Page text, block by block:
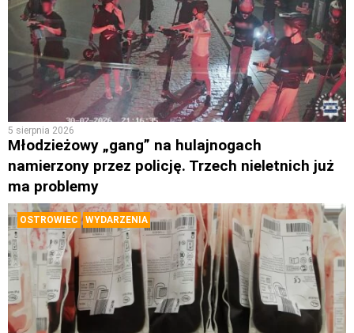
5 sierpnia 2026
Młodzieżowy „gang” na hulajnogach
namierzony przez policję. Trzech nieletnich już
ma problemy
OSTROWIEC WYDARZENIA